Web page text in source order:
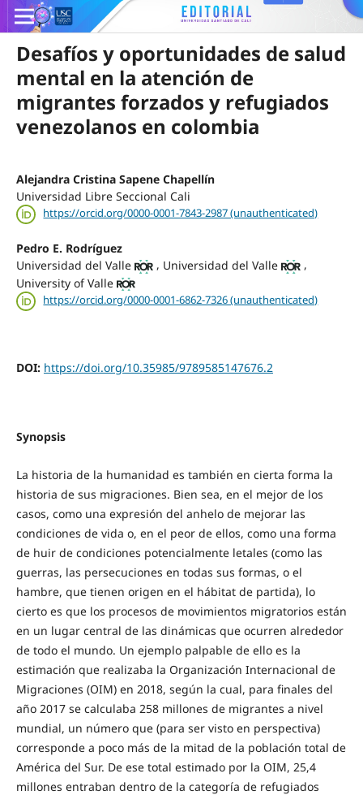
Desafíos y oportunidades de salud
mental en la atención de
migrantes forzados y refugiados
venezolanos en colombia
Alejandra Cristina Sapene Chapellín
Universidad Libre Seccional Cali
https://orcid.org/0000-0001-7843-2987 (unauthenticated)
Pedro E. Rodríguez
Universidad del Valle
, Universidad del Valle
,
University of Valle
https://orcid.org/0000-0001-6862-7326 (unauthenticated)
DOI: https://doi.org/10.35985/9789585147676.2
Synopsis
La historia de la humanidad es también en cierta forma la
historia de sus migraciones. Bien sea, en el mejor de los
casos, como una expresión del anhelo de mejorar las
condiciones de vida o, en el peor de ellos, como una forma
de huir de condiciones potencialmente letales (como las
guerras, las persecuciones en todas sus formas, o el
hambre, que tienen origen en el hábitat de partida), lo
cierto es que los procesos de movimientos migratorios están
en un lugar central de las dinámicas que ocurren alrededor
de todo el mundo. Un ejemplo palpable de ello es la
estimación que realizaba la Organización Internacional de
Migraciones (OIM) en 2018, según la cual, para finales del
año 2017 se calculaba 258 millones de migrantes a nivel
mundial, un número que (para ser visto en perspectiva)
corresponde a poco más de la mitad de la población total de
América del Sur. De ese total estimado por la OIM, 25,4
millones entraban dentro de la categoría de refugiados